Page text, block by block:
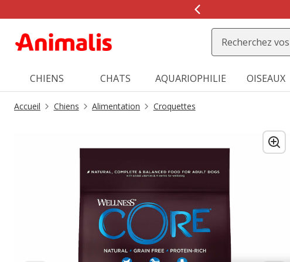
de
message,
CHIENS CHATS AQUARIOPHILIE OISEAUX
Accueil Chiens Alimentation
Croquettes